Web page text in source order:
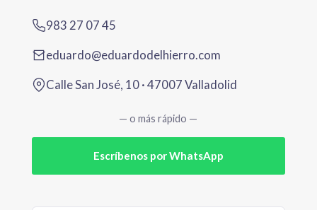
983 27 07 45
eduardo@eduardodelhierro.com
Calle San José, 10 · 47007 Valladolid
— o más rápido —
Escríbenos por WhatsApp